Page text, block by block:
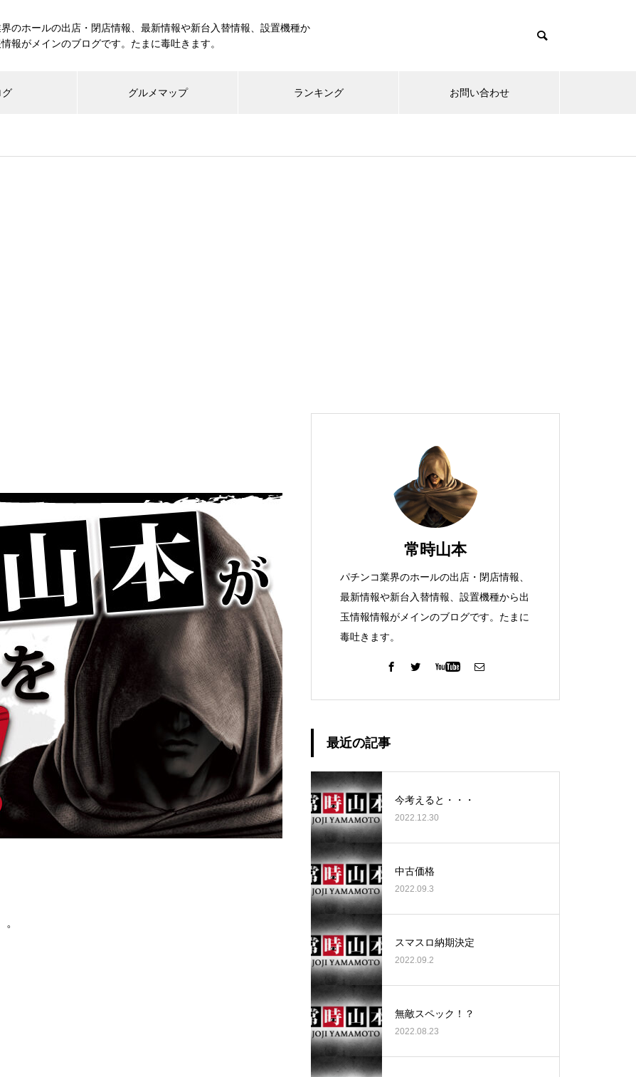
のホールの出店・閉店情報、最新情報や新台入替情報、設置機種か
報がメインのブログです。たまに毒吐きます。
グ グルメマップ ランキング お問い合わせ
S新鬼武者
民事再生申請 検定通過状況
東京イースト様
パンドラ横須賀店様 ゴールデンセンター様
常時山本
パチンコ業界のホールの出店・閉店情報、
最新情報や新台入替情報、設置機種から出
玉情報情報がメインのブログです。たまに
毒吐きます。
最近の記事
今考えると・・・
2022.12.30
中古価格
2022.09.3
スマスロ納期決定
2022.09.2
無敵スペック！？
2022.08.23